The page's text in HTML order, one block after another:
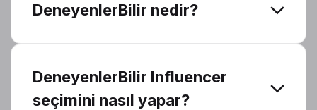
DeneyenlerBilir nedir?
DeneyenlerBilir Influencer
seçimini nasıl yapar?